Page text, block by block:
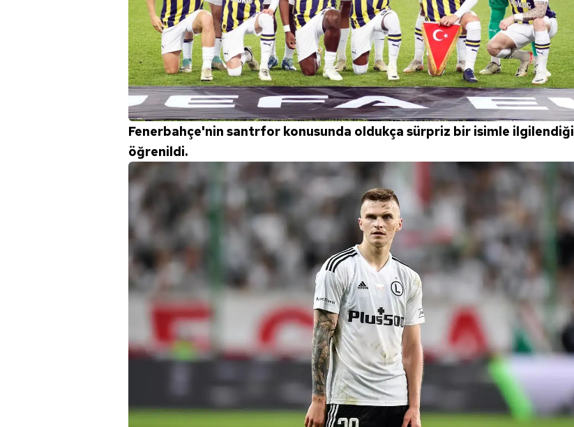
Fenerbahçe'nin santrfor konusunda oldukça sürpriz bir isimle ilgilendiği
öğrenildi.